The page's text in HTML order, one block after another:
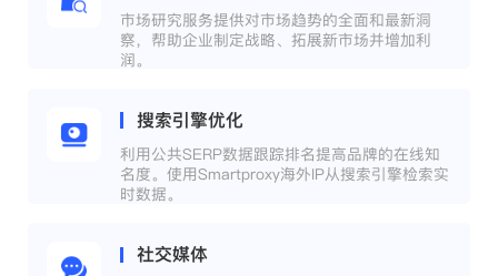
市场研究服务提供对市场趋势的全面和最新洞
察，帮助企业制定战略、拓展新市场并增加利
润。
搜索引擎优化
利用公共SERP数据跟踪排名提高品牌的在线知
名度。使用Smartproxy海外IP从搜索引擎检索实
时数据。
社交媒体